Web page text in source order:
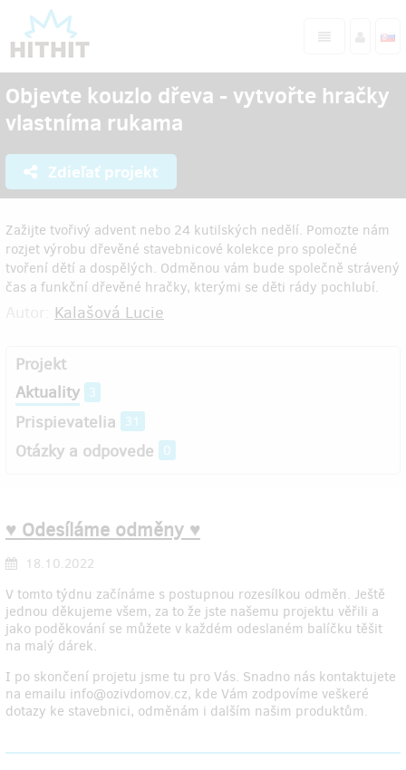
Objevte kouzlo dřeva - vytvořte hračky
vlastníma rukama
Zdieľať projekt
Zažijte tvořivý advent nebo 24 kutilských nedělí. Pomozte nám
rozjet výrobu dřevěné stavebnicové kolekce pro společné
tvoření dětí a dospělých. Odměnou vám bude společně strávený
čas a funkční dřevěné hračky, kterými se děti rády pochlubí.
Kalašová Lucie
Projekt
Aktuality 3
Prispievatelia 31
Otázky a odpovede 0
♥︎ Odesíláme odměny ♥︎
18.10.2022
V tomto týdnu začínáme s postupnou rozesílkou odměn. Ještě
jednou děkujeme všem, za to že jste našemu projektu věřili a
jako poděkování se můžete v každém odeslaném balíčku těšit
na malý dárek.
I po skončení projetu jsme tu pro Vás. Snadno nás kontaktujete
na emailu info@ozivdomov.cz, kde Vám zodpovíme veškeré
dotazy ke stavebnici, odměnám i dalším našim produktům.